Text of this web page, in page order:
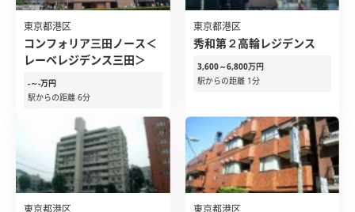
東京都港区
コンフォリア三田ノース＜
レーベレジデンス三田＞
-～-万円
駅からの距離 6分
東京都港区
秀和第２高輪レジデンス
3,600～6,800万円
駅からの距離 1分